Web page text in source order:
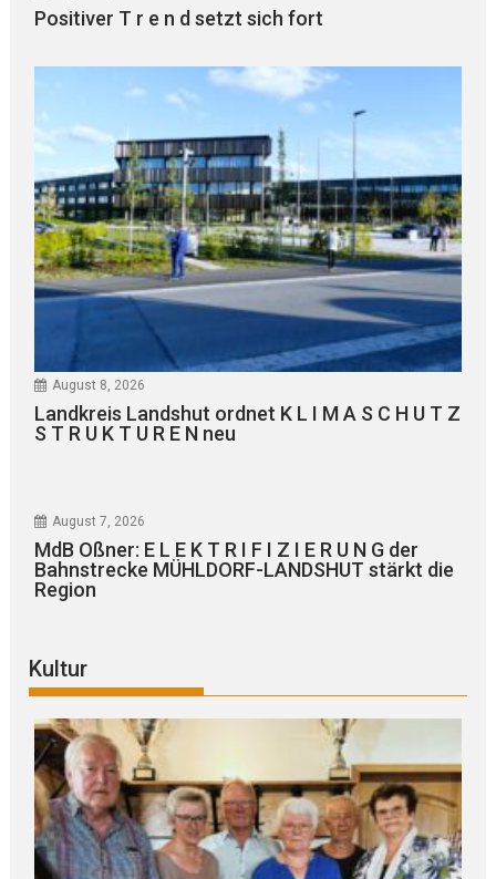
Positiver T r e n d setzt sich fort
August 8, 2026
Landkreis Landshut ordnet K L I M A S C H U T Z
S T R U K T U R E N neu
August 7, 2026
MdB Oßner: E L E K T R I F I Z I E R U N G der
Bahnstrecke MÜHLDORF-LANDSHUT stärkt die
Region
Kultur